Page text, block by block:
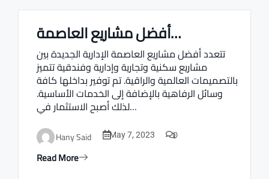
Real estate Estate ville أفضل مشاريع العاصمة…
تتعدد أفضل مشاريع العاصمة الإدارية الجديدة بين
مشاريع سكنية وتجارية وإدارية وفندقية تتميز
بالتصميمات العالمية والراقية. تم توفير بداخلها كافة
وسائل الرفاهية بالإضافة إلى الخدمات الأساسية.
لذلك أصبح الاستثمار في…
Hany Said May 7, 2023 0
Read More